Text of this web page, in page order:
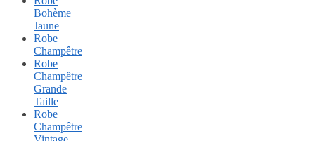
Bohème
Jaune
Robe
Champêtre
Robe
Champêtre
Grande
Taille
Robe
Champêtre